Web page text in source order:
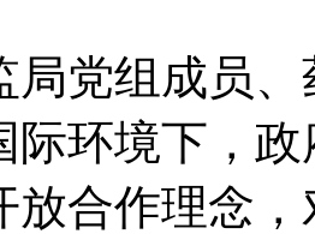
局党组成员
际环境下，
放合作理念